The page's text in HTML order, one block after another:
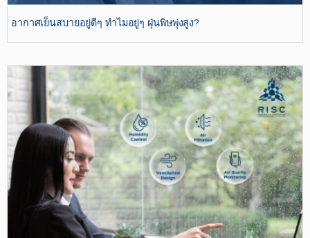
อากาศเย็นสบายอยู่ดีๆ ทำไมอยู่ๆ ฝุ่นพิษพุ่งสูง?